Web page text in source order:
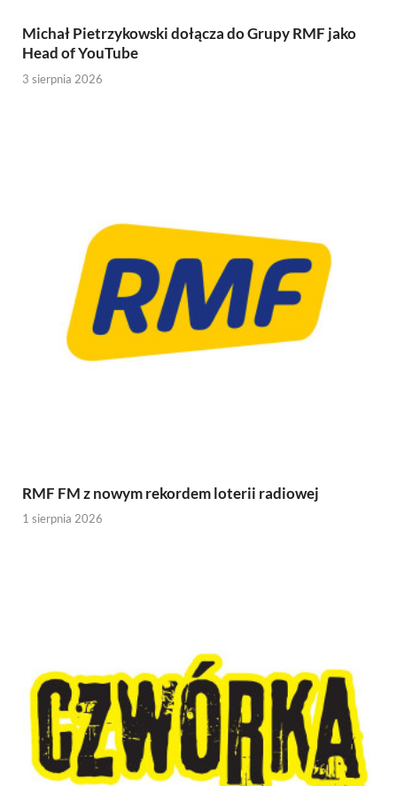
Michał Pietrzykowski dołącza do Grupy RMF jako
Head of YouTube
3 sierpnia 2026
RMF FM z nowym rekordem loterii radiowej
1 sierpnia 2026